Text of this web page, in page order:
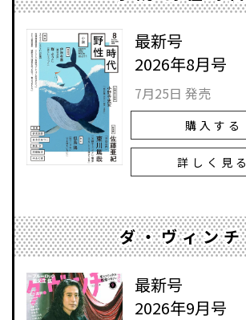
最新号
2026年8月号
7月25日 発売
購入する
詳しく見る
ダ・ヴィンチ
最新号
2026年9月号